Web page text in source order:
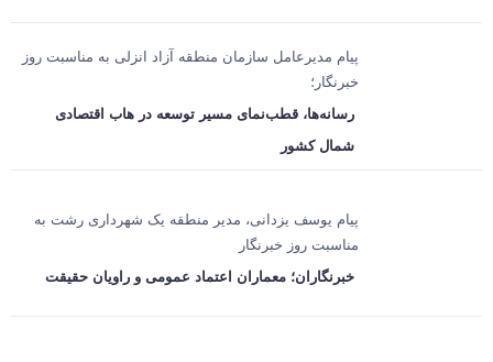
پیام مدیرعامل سازمان منطقه آزاد انزلی به مناسبت روز
خبرنگار؛
رسانه‌ها، قطب‌نمای مسیر توسعه در هاب اقتصادی
شمال كشور
پیام یوسف یزدانی، مدیر منطقه یک شهرداری رشت به
مناسبت روز خبرنگار
خبرنگاران؛ معماران اعتماد عمومی و راویان حقیقت